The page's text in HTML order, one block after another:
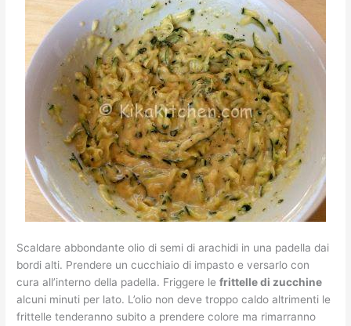
Scaldare abbondante olio di semi di arachidi in una padella dai
bordi alti. Prendere un cucchiaio di impasto e versarlo con
cura all’interno della padella. Friggere lefrittelle di zucchine
alcuni minuti per lato. L’olio non deve troppo caldo altrimenti le
frittelle tenderanno subito a prendere colore ma rimarranno